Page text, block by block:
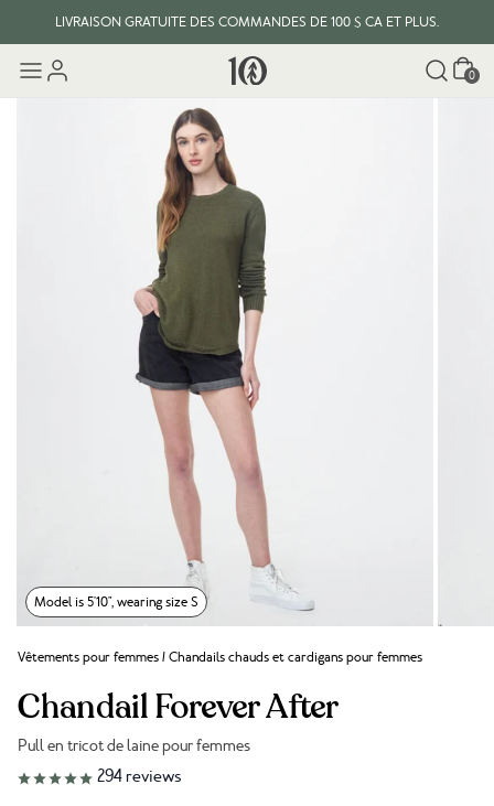
LIVRAISON GRATUITE DES COMMANDES DE 100 $ CA ET PLUS.
Panier
0
Model is 5'10", wearing size S
Vêtements pour femmes/Chandails chauds et cardigans pour femmes
Chandail Forever After
Pull en tricot de laine pour femmes
Lien vers les avis
294 reviews